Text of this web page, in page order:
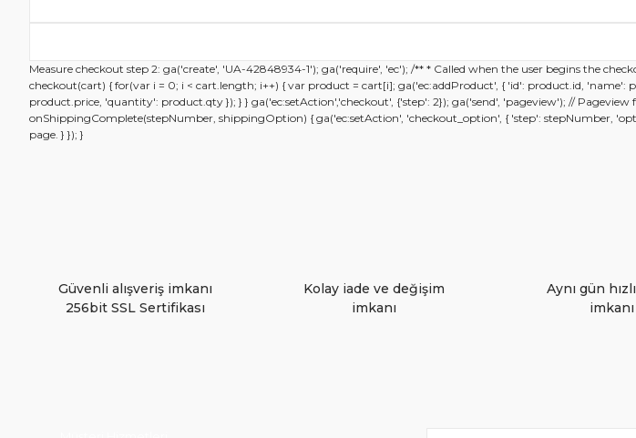
Yorum
Görüş ve önerileriniz için teşekkür ederiz.
Bu ürüne benzer farklı alternatifler olmalı.
Measure checkout step 2: ga('create', 'UA-42848934-1'); ga('require', 'ec'); /** * Called when the user begins the
checkout(cart) { for(var i = 0; i < cart.length; i++) { var product = cart[i]; ga('ec:addProduct', { 'id': product.id,
product.price, 'quantity': product.qty }); } } ga('ec:setAction','checkout', {'step': 2}); ga('send', 'pageview'); //
onShippingComplete(stepNumber, shippingOption) { ga('ec:setAction', 'checkout_option', { 'step': stepNumber,
page. } }); }
Güvenli alışveriş imkanı
256bit SSL Sertifikası
Kolay iade ve değişim
imkanı
Aynı gün
imkanı